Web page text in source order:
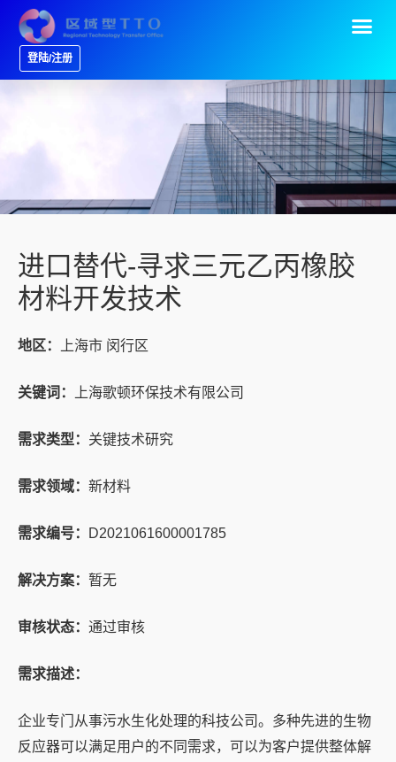
登陆/注册
进口替代-寻求三元乙丙橡胶
材料开发技术
地区： 上海市 闵行区
关键词： 上海歌顿环保技术有限公司
需求类型： 关键技术研究
需求领域： 新材料
需求编号： D2021061600001785
解决方案： 暂无
审核状态： 通过审核
需求描述：
企业专门从事污水生化处理的科技公司。多种先进的生物
反应器可以满足用户的不同需求，可以为客户提供整体解